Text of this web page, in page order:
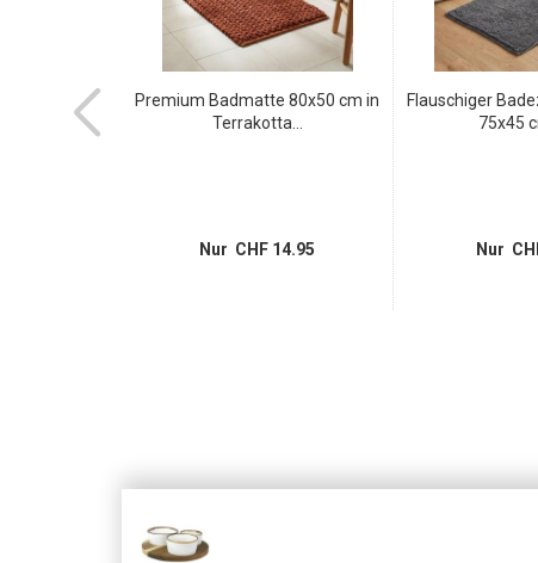
Premium Badmatte 80x50 cm in
Terrakotta...
Nur CHF 14.95
Flauschiger
75x45
Nur